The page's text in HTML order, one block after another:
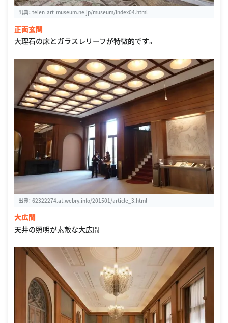
出典： teien-art-museum.ne.jp/museum/index04.html
正面玄関
大理石の床とガラスレリーフが特徴的です。
出典： 62322274.at.webry.info/201501/article_3.html
大広間
天井の照明が素敵な大広間